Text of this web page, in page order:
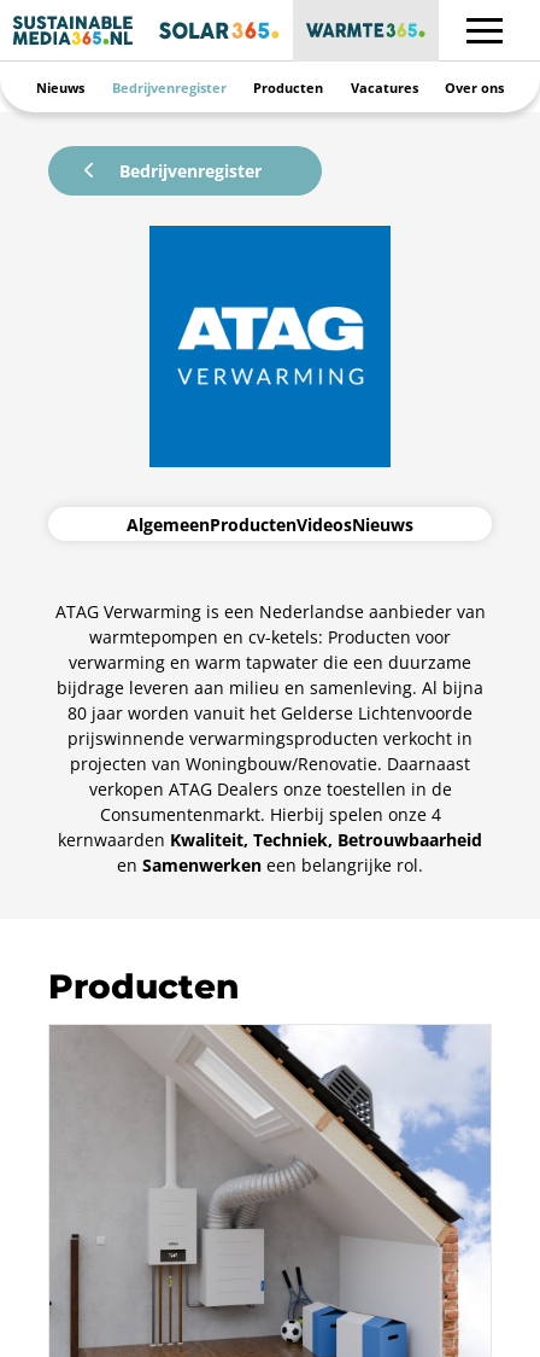
Nieuws Bedrijvenregister Producten Vacatures Over ons
Bedrijvenregister
AlgemeenProductenVideosNieuws
ATAG Verwarming is een Nederlandse aanbieder van
warmtepompen en cv-ketels: Producten voor
verwarming en warm tapwater die een duurzame
bijdrage leveren aan milieu en samenleving. Al bijna
80 jaar worden vanuit het Gelderse Lichtenvoorde
prijswinnende verwarmingsproducten verkocht in
projecten van Woningbouw/Renovatie. Daarnaast
verkopen ATAG Dealers onze toestellen in de
Consumentenmarkt. Hierbij spelen onze 4
kernwaarden Kwaliteit, Techniek, Betrouwbaarheid
en Samenwerken een belangrijke rol.
Producten